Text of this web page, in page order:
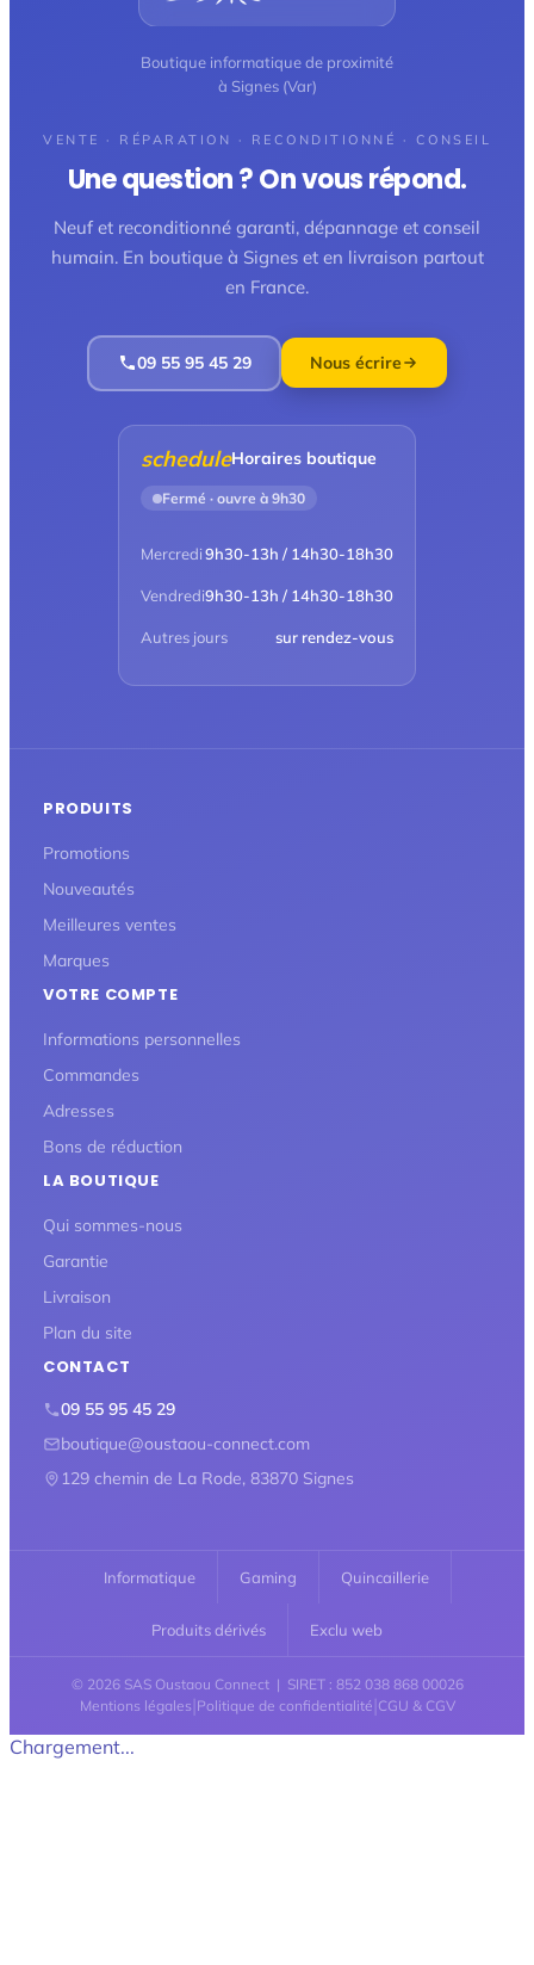
Boutique informatique de proximité
à Signes (Var)
VENTE · RÉPARATION · RECONDITIONNÉ · CONSEIL
Une question ? On vous répond.
Neuf et reconditionné garanti, dépannage et conseil
humain. En boutique à Signes et en livraison partout
en France.
09 55 95 45 29 Nous écrire
scheduleHoraires boutique
Fermé · ouvre à 9h30
Mercredi9h30-13h / 14h30-18h30
Vendredi9h30-13h / 14h30-18h30
Autres jours sur rendez-vous
PRODUITS
Promotions
Nouveautés
Meilleures ventes
Marques
VOTRE COMPTE
Informations personnelles
Commandes
Adresses
Bons de réduction
LA BOUTIQUE
Qui sommes-nous
Garantie
Livraison
Plan du site
CONTACT
09 55 95 45 29
boutique@oustaou-connect.com
129 chemin de La Rode, 83870 Signes
Informatique Gaming Quincaillerie
Produits dérivés Exclu web
© 2026 SAS Oustaou Connect | SIRET : 852 038 868 00026
Mentions légales |Politique de confidentialité |CGU & CGV
Chargement...